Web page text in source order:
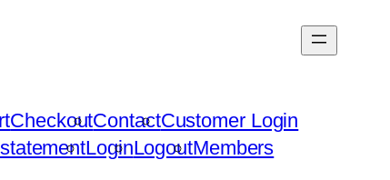
CheckoutContactCustomer Login
LoginLogoutMembers